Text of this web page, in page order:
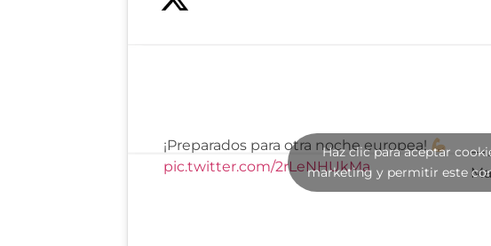
¡Preparados para otra noche europea!
pic.twitter.com/2rLeNHUkMa
—
Haz clic para aceptar
marketing y permitir este